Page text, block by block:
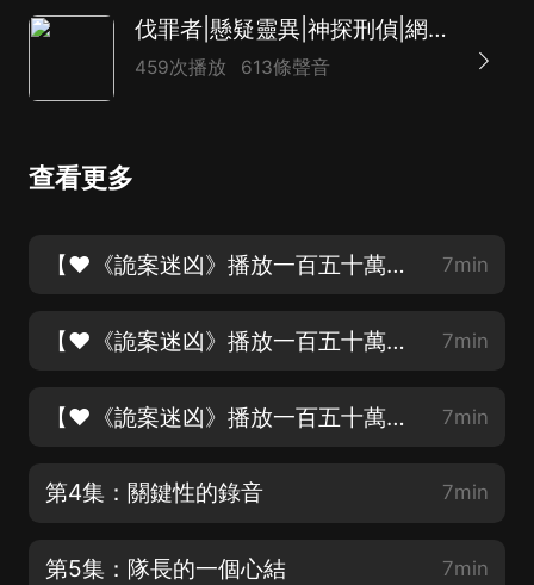
伐罪者|懸疑靈異|神探刑偵|網絡詭案|AI
459次播放 613條聲音
查看更多
【♥《詭案迷凶》播放一百五十萬啦♥】第1集：身為偵探的嫌疑 7min
【♥《詭案迷凶》播放一百五十萬啦♥】第2集：這是一個圈套 7min
【♥《詭案迷凶》播放一百五十萬啦♥】第3集：染血的聖母像 7min
第4集：關鍵性的錄音 7min
第5集：隊長的一個心結 7min